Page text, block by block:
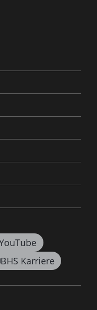
BHS Karriere